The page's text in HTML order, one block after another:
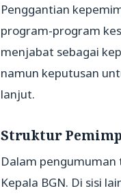
Penggantian
program-program
menjabat sebagai
namun keputusan
lanjut.
Struktur
Dalam pengumuman
Kepala BGN. Di sisi